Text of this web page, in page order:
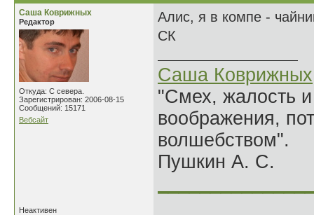
Саша Коврижных
Редактор
Откуда: С севера.
Зарегистрирован: 2006-08-15
Сообщений: 15171
Вебсайт
Алис, я в компе -
СК
Саша Коврижных
"Смех, жалость
воображения,
волшебством".
Пушкин А. С.
Неактивен